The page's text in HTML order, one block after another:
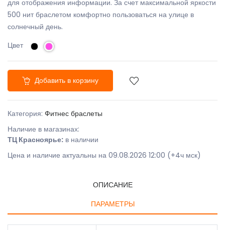
для отображения информации. За счет максимальной яркости
500 нит браслетом комфортно пользоваться на улице в
солнечный день.
Цвет
Добавить в корзину
Категория: Фитнес браслеты
Наличие в магазинах:
ТЦ Красноярье: в наличии
Цена и наличие актуальны на 09.08.2026 12:00 (+4ч мск)
ОПИСАНИЕ
ПАРАМЕТРЫ